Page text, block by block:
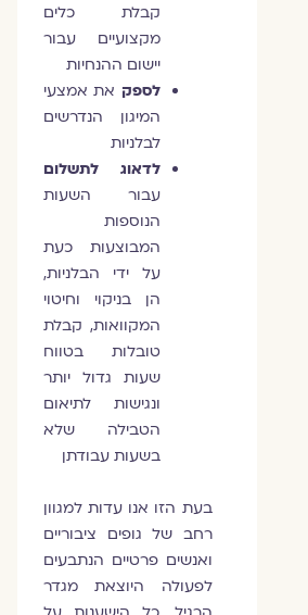
קבלת כלים
מקצועיים עבור
יישום ההנחיות
לספקאת אמצעי
המיגון הנדרשים
לבלניות
לדאוג לתשלום
עבור השעות
הנוספות
המבוצעות כעת
על ידי הבלניות,
הן בניקוי וחיטוי
המקוואות, קבלת
טובלות בטווח
שעות גדול יותר
ונגישות לתיאום
הטבילה שלא
בשעות עבודתן
בעת הזו אנו עדות למגוון
רחב של גופים ציבוריים
ואנשים פרטיים הנתבעים
לפעולה היוצאת מגדר